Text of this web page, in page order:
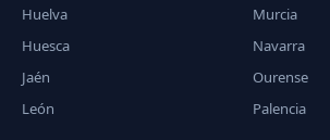
Huelva
Huesca
Jaén
León
Murcia
Navarra
Ourense
Palencia